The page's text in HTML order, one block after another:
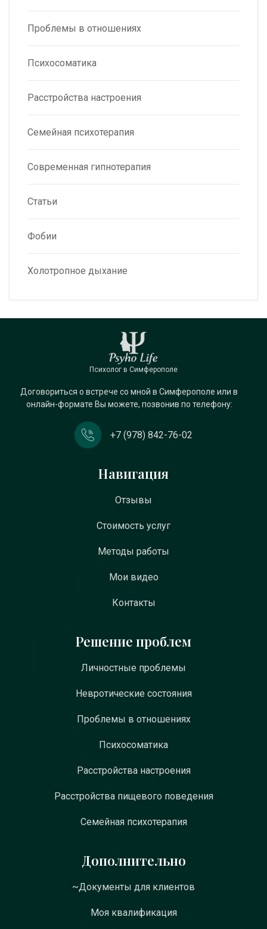
Проблемы в отношениях
Психосоматика
Расстройства настроения
Семейная психотерапия
Современная гипнотерапия
Статьи
Фобии
Холотропное дыхание
Психолог в Симферополе
Договориться о встрече со мной в Симферополе или в
онлайн-формате Вы можете, позвонив по телефону:
+7 (978) 842-76-02
Навигация
Отзывы
Стоимость услуг
Методы работы
Мои видео
Контакты
Решение проблем
Личностные проблемы
Невротические состояния
Проблемы в отношениях
Психосоматика
Расстройства настроения
Расстройства пищевого поведения
Семейная психотерапия
Дополнительно
~Документы для клиентов
Моя квалификация